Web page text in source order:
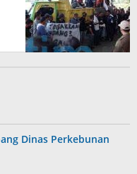
Dinas Perkebunan